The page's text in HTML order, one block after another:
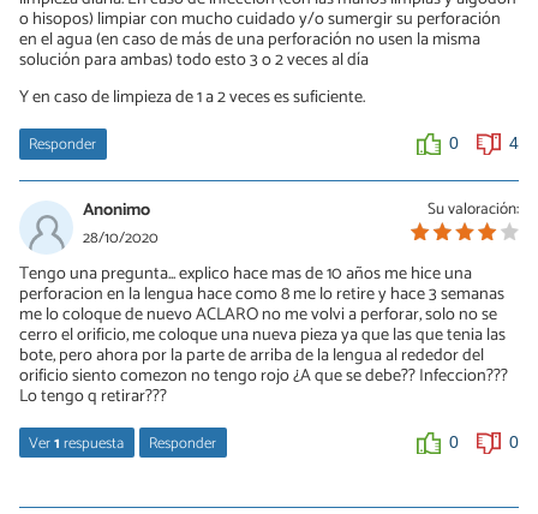
o hisopos) limpiar con mucho cuidado y/o sumergir su perforación
en el agua (en caso de más de una perforación no usen la misma
solución para ambas) todo esto 3 o 2 veces al día
Y en caso de limpieza de 1 a 2 veces es suficiente.
Responder 0 4
Su valoración:
Anonimo
28/10/2020
Tengo una pregunta... explico hace mas de 10 años me hice una
perforacion en la lengua hace como 8 me lo retire y hace 3 semanas
me lo coloque de nuevo ACLARO no me volvi a perforar, solo no se
cerro el orificio, me coloque una nueva pieza ya que las que tenia las
bote, pero ahora por la parte de arriba de la lengua al rededor del
orificio siento comezon no tengo rojo ¿A que se debe?? Infeccion???
Lo tengo q retirar???
Ver1respuesta Responder 0 0